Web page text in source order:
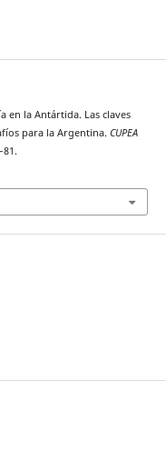
en la Antártida. Las claves
para la Argentina. CUPEA